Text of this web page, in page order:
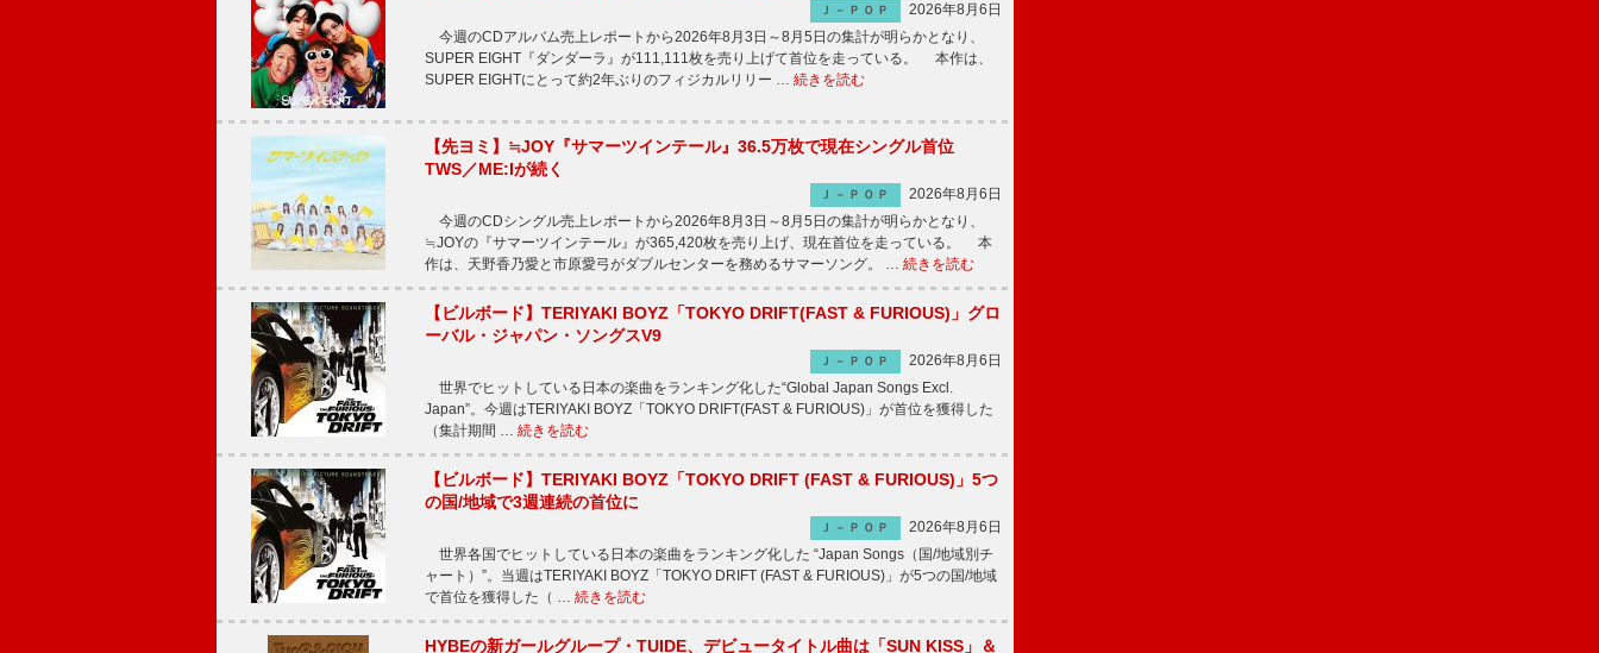
Ｊ－ＰＯＰ
2026年8月6日
今週のCDアルバム売上レポートから2026年8月3日～8月5日の集計が明らかとなり、
SUPER EIGHT『ダンダーラ』が111,111枚を売り上げて首位を走っている。 本作は、
SUPER EIGHTにとって約2年ぶりのフィジカルリリー … 続きを読む
【先ヨミ】≒JOY『サマーツインテール』36.5万枚で現在シングル首位
TWS／ME:Iが続く
Ｊ－ＰＯＰ
2026年8月6日
今週のCDシングル売上レポートから2026年8月3日～8月5日の集計が明らかとなり、
≒JOYの『サマーツインテール』が365,420枚を売り上げ、現在首位を走っている。 本
作は、天野香乃愛と市原愛弓がダブルセンターを務めるサマーソング。 … 続きを読む
【ビルボード】TERIYAKI BOYZ「TOKYO DRIFT(FAST & FURIOUS)」グロ
ーバル・ジャパン・ソングスV9
Ｊ－ＰＯＰ
2026年8月6日
世界でヒットしている日本の楽曲をランキング化した“Global Japan Songs Excl.
Japan”。今週はTERIYAKI BOYZ「TOKYO DRIFT(FAST & FURIOUS)」が首位を獲得した
（集計期間 … 続きを読む
【ビルボード】TERIYAKI BOYZ「TOKYO DRIFT (FAST & FURIOUS)」5つ
の国/地域で3週連続の首位に
Ｊ－ＰＯＰ
2026年8月6日
世界各国でヒットしている日本の楽曲をランキング化した “Japan Songs（国/地域別チ
ャート）”。当週はTERIYAKI BOYZ「TOKYO DRIFT (FAST & FURIOUS)」が5つの国/地域
で首位を獲得した（ … 続きを読む
HYBEの新ガールグループ・TUIDE、デビュータイトル曲は「SUN KISS」＆